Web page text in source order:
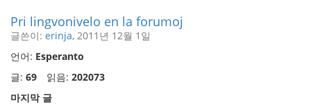
Pri lingvonivelo en la forumoj
글쓴이: erinja, 2011년 12월 1일
언어: Esperanto
글: 69 읽음: 202073
마지막 글